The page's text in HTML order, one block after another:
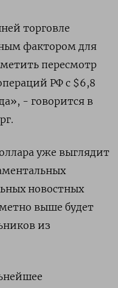
торговле
фактором для
пересмотр
РФ с $6,8
- говорится в
уже выглядит
новостных
выше будет
из